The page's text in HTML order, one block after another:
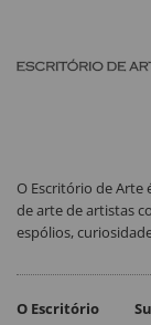
O Escritório de
de arte de artistas
espólios,
O Escritório